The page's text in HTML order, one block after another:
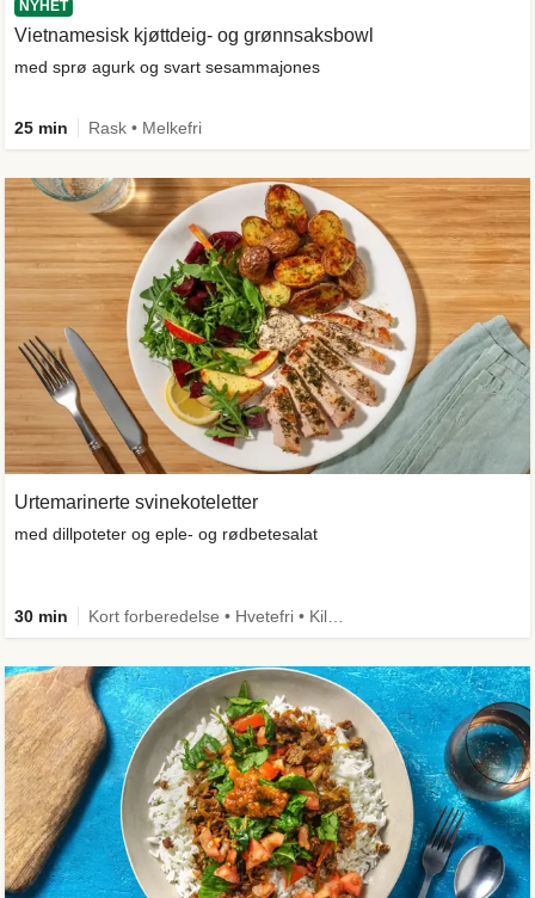
NYHET
Vietnamesisk kjøttdeig- og grønnsaksbowl
med sprø agurk og svart sesammajones
25 min Rask • Melkefri
Urtemarinerte svinekoteletter
med dillpoteter og eple- og rødbetesalat
30 min